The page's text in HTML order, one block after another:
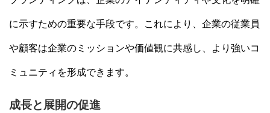
に示すための重要な手段です。これにより、企業の従業員
や顧客は企業のミッションや価値観に共感し、より強いコ
ミュニティを形成できます。
成長と展開の促進